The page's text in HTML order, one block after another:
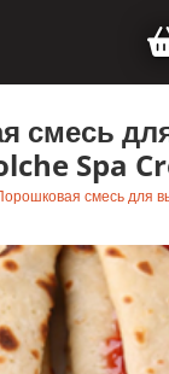
смесь
Spa
смесь для